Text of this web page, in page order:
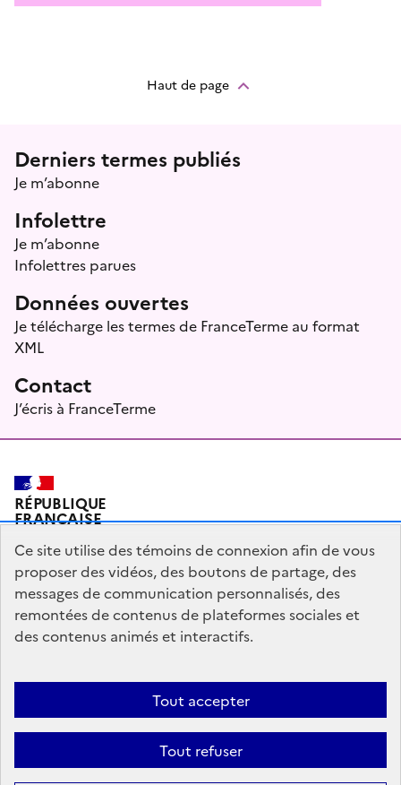
Haut de page
Menu prefooter
Derniers termes publiés
Je m’abonne
Infolettre
Je m’abonne
Infolettres parues
Données ouvertes
Je télécharge les termes de FranceTerme au format
XML
Contact
J’écris à FranceTerme
RÉPUBLIQUE
FRANÇAISE
Plan du site Mentions légales Qui sommes-nous ?
Partagez votre expérience pour améliorer les services
Accessibilité : partiellement conforme
gouvernement.fr
Ce site utilise des témoins de connexion afin de vous
proposer des vidéos, des boutons de partage, des
messages de communication personnalisés, des
remontées de contenus de plateformes sociales et
des contenus animés et interactifs.
Tout accepter
Tout refuser